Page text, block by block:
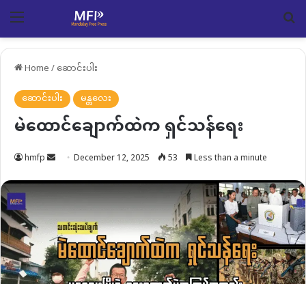
Menu
Home/ဆောင်းပါး
ဆောင်းပါး
မန္တလေး
မဲထောင်ချောက်ထဲက ရှင်သန်ရေး
hmfp Send
email
December 12, 2025 53 Less than a minute